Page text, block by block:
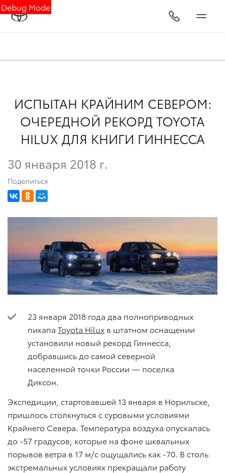
Debug Mode
ИСПЫТАН КРАЙНИМ СЕВЕРОМ:
ОЧЕРЕДНОЙ РЕКОРД TOYOTA
HILUX ДЛЯ КНИГИ ГИННЕССА
30 января 2018 г.
Поделиться
23 января 2018 года два полноприводных
пикапа Toyota Hilux в штатном оснащении
установили новый рекорд Гиннесса,
добравшись до самой северной
населенной точки России — поселка
Диксон.
Экспедиции, стартовавшей 13 января в Норильске,
пришлось столкнуться с суровыми условиями
Крайнего Севера. Температура воздуха опускалась
до -57 градусов, которые на фоне шквальных
порывов ветра в 17 м/с ощущались как -70. В столь
экстремальных условиях прекращали работу